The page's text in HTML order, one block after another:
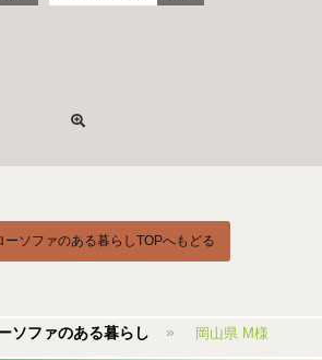
ーソファのある暮らしTOPへもどる
ソファのある暮らし 岡山県 M様